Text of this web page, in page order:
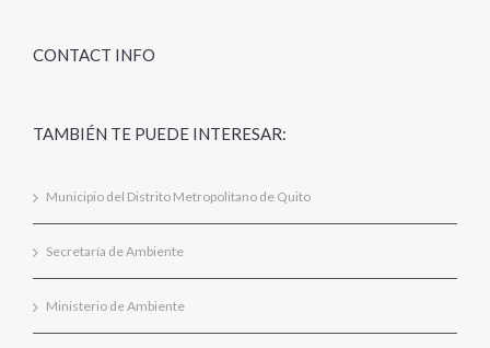
CONTACT INFO
TAMBIÉN TE PUEDE INTERESAR:
Municipio del Distrito Metropolitano de Quito
Secretaría de Ambiente
Ministerio de Ambiente